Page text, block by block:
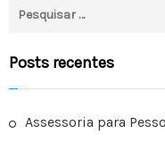
g
a
ç
ã
q
u
s
Posts recentes
Assessoria para